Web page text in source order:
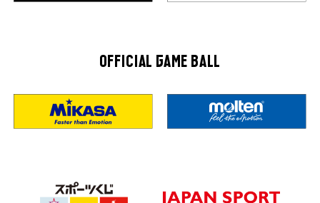
OFFICIAL GAME BALL